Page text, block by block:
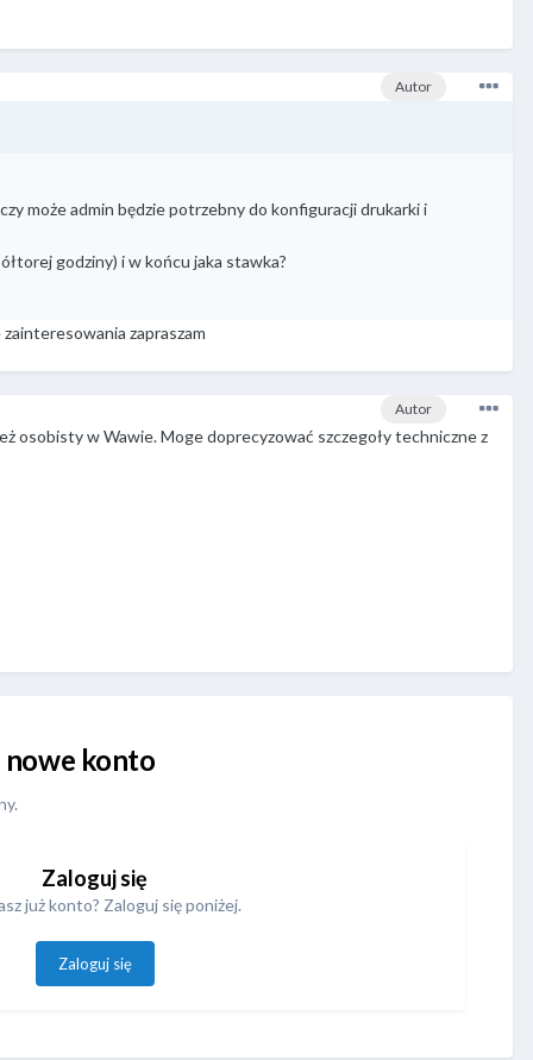
Autor
może admin będzie potrzebny do konfiguracji drukarki i
godziny) i w końcu jaka stawka?
zainteresowania zapraszam
Autor
osobisty w Wawie. Moge doprecyzować szczegoły techniczne z
nowe konto
Zaloguj się
już konto? Zaloguj się poniżej.
Zaloguj się